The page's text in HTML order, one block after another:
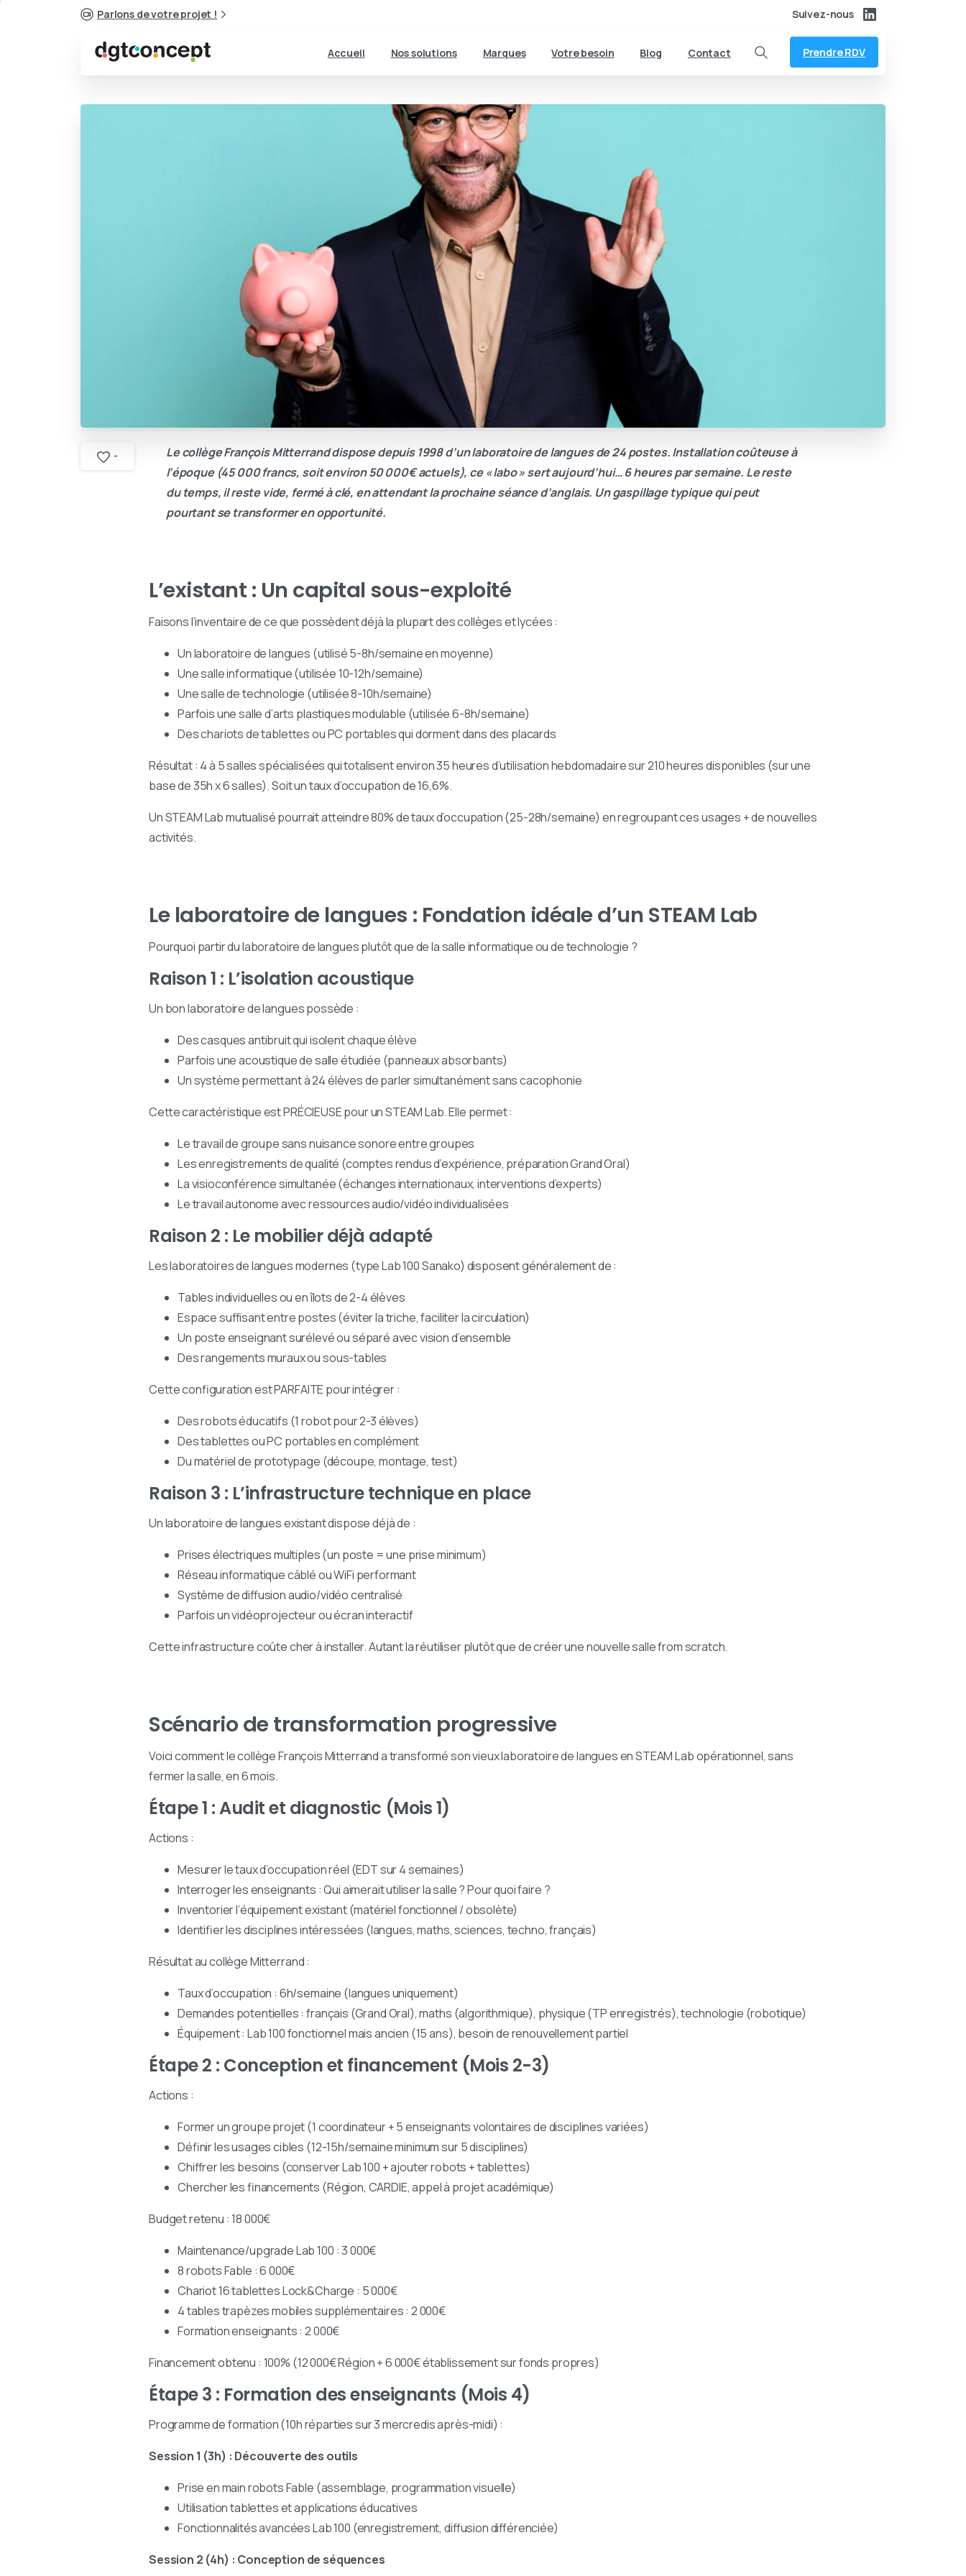
Parlons de votre projet ! Suivez-nous
Accueil Nos solutions Marques Votre besoin Blog Contact
Search
Prendre RDV
-
Le collège François Mitterrand dispose depuis 1998 d’un laboratoire de langues de 24 postes. Installation coûteuse à
l’époque (45 000 francs, soit environ 50 000€ actuels), ce « labo » sert aujourd’hui… 6 heures par semaine. Le reste
du temps, il reste vide, fermé à clé, en attendant la prochaine séance d’anglais. Un gaspillage typique qui peut
pourtant se transformer en opportunité.
L’existant : Un capital sous-exploité
Faisons l’inventaire de ce que possèdent déjà la plupart des collèges et lycées :
Un laboratoire de langues (utilisé 5-8h/semaine en moyenne)
Une salle informatique (utilisée 10-12h/semaine)
Une salle de technologie (utilisée 8-10h/semaine)
Parfois une salle d’arts plastiques modulable (utilisée 6-8h/semaine)
Des chariots de tablettes ou PC portables qui dorment dans des placards
Résultat : 4 à 5 salles spécialisées qui totalisent environ 35 heures d’utilisation hebdomadaire sur 210 heures disponibles (sur une
base de 35h x 6 salles). Soit un taux d’occupation de 16,6%.
Un STEAM Lab mutualisé pourrait atteindre 80% de taux d’occupation (25-28h/semaine) en regroupant ces usages + de nouvelles
activités.
Le laboratoire de langues : Fondation idéale d’un STEAM Lab
Pourquoi partir du laboratoire de langues plutôt que de la salle informatique ou de technologie ?
Raison 1 : L’isolation acoustique
Un bon laboratoire de langues possède :
Des casques antibruit qui isolent chaque élève
Parfois une acoustique de salle étudiée (panneaux absorbants)
Un système permettant à 24 élèves de parler simultanément sans cacophonie
Cette caractéristique est PRÉCIEUSE pour un STEAM Lab. Elle permet :
Le travail de groupe sans nuisance sonore entre groupes
Les enregistrements de qualité (comptes rendus d’expérience, préparation Grand Oral)
La visioconférence simultanée (échanges internationaux, interventions d’experts)
Le travail autonome avec ressources audio/vidéo individualisées
Raison 2 : Le mobilier déjà adapté
Les laboratoires de langues modernes (type Lab 100 Sanako) disposent généralement de :
Tables individuelles ou en îlots de 2-4 élèves
Espace suffisant entre postes (éviter la triche, faciliter la circulation)
Un poste enseignant surélevé ou séparé avec vision d’ensemble
Des rangements muraux ou sous-tables
Cette configuration est PARFAITE pour intégrer :
Des robots éducatifs (1 robot pour 2-3 élèves)
Des tablettes ou PC portables en complément
Du matériel de prototypage (découpe, montage, test)
Raison 3 : L’infrastructure technique en place
Un laboratoire de langues existant dispose déjà de :
Prises électriques multiples (un poste = une prise minimum)
Réseau informatique câblé ou WiFi performant
Système de diffusion audio/vidéo centralisé
Parfois un vidéoprojecteur ou écran interactif
Cette infrastructure coûte cher à installer. Autant la réutiliser plutôt que de créer une nouvelle salle from scratch.
Scénario de transformation progressive
Voici comment le collège François Mitterrand a transformé son vieux laboratoire de langues en STEAM Lab opérationnel, sans
fermer la salle, en 6 mois.
Étape 1 : Audit et diagnostic (Mois 1)
Actions :
Mesurer le taux d’occupation réel (EDT sur 4 semaines)
Interroger les enseignants : Qui aimerait utiliser la salle ? Pour quoi faire ?
Inventorier l’équipement existant (matériel fonctionnel / obsolète)
Identifier les disciplines intéressées (langues, maths, sciences, techno, français)
Résultat au collège Mitterrand :
Taux d’occupation : 6h/semaine (langues uniquement)
Demandes potentielles : français (Grand Oral), maths (algorithmique), physique (TP enregistrés), technologie (robotique)
Équipement : Lab 100 fonctionnel mais ancien (15 ans), besoin de renouvellement partiel
Étape 2 : Conception et financement (Mois 2-3)
Actions :
Former un groupe projet (1 coordinateur + 5 enseignants volontaires de disciplines variées)
Définir les usages cibles (12-15h/semaine minimum sur 5 disciplines)
Chiffrer les besoins (conserver Lab 100 + ajouter robots + tablettes)
Chercher les financements (Région, CARDIE, appel à projet académique)
Budget retenu : 18 000€
Maintenance/upgrade Lab 100 : 3 000€
8 robots Fable : 6 000€
Chariot 16 tablettes Lock&Charge : 5 000€
4 tables trapèzes mobiles supplémentaires : 2 000€
Formation enseignants : 2 000€
Financement obtenu : 100% (12 000€ Région + 6 000€ établissement sur fonds propres)
Étape 3 : Formation des enseignants (Mois 4)
Programme de formation (10h réparties sur 3 mercredis après-midi) :
Session 1 (3h) : Découverte des outils
Prise en main robots Fable (assemblage, programmation visuelle)
Utilisation tablettes et applications éducatives
Fonctionnalités avancées Lab 100 (enregistrement, diffusion différenciée)
Session 2 (4h) : Conception de séquences